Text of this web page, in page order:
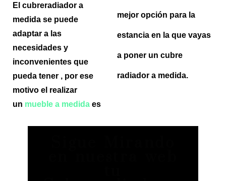
El cubreradiador a
medida se puede
adaptar a las
necesidades y
inconvenientes que
pueda tener , por ese
motivo el realizar
un mueble a medida es
mejor opción para la
estancia en la que vayas
a poner un cubre
radiador a medida.